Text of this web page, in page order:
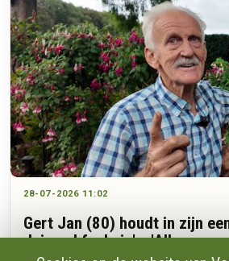
28-07-2026 11:02
Gert Jan (80) houdt in zijn
duizend fuchsia's: 'Alles